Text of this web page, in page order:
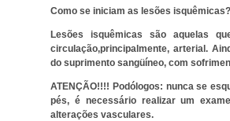
Como se iniciam as lesões
Lesões isquêmicas são aquelas
circulação,principalmente, arterial.
do suprimento sangüíneo, com
ATENÇÃO!!!! Podólogos: nunca se
pés, é necessário realizar um
alterações vasculares.